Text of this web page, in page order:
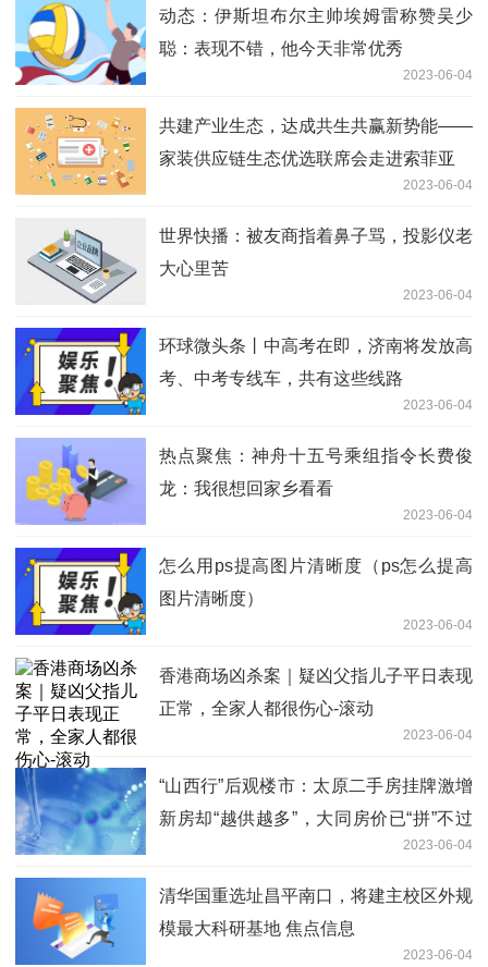
动态：伊斯坦布尔主帅埃姆雷称赞吴少
聪：表现不错，他今天非常优秀
2023-06-04
共建产业生态，达成共生共赢新势能——
家装供应链生态优选联席会走进索菲亚
2023-06-04
世界快播：被友商指着鼻子骂，投影仪老
大心里苦
2023-06-04
环球微头条丨中高考在即，济南将发放高
考、中考专线车，共有这些线路
2023-06-04
热点聚焦：神舟十五号乘组指令长费俊
龙：我很想回家乡看看
2023-06-04
怎么用ps提高图片清晰度（ps怎么提高
图片清晰度）
2023-06-04
香港商场凶杀案｜疑凶父指儿子平日表现
正常，全家人都很伤心-滚动
2023-06-04
“山西行”后观楼市：太原二手房挂牌激增
新房却“越供越多”，大同房价已“拼”不过
2023-06-04
清华国重选址昌平南口，将建主校区外规
模最大科研基地 焦点信息
2023-06-04